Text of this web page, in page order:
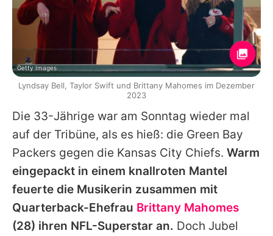
Die 33-Jährige war am Sonntag wieder mal
auf der Tribüne, als es hieß: die Green Bay
Packers gegen die Kansas City Chiefs. Warm
eingepackt in einem knallroten Mantel
feuerte die Musikerin zusammen mit
Quarterback-Ehefrau Brittany Mahomes
(28) ihren NFL-Superstar an. Doch Jubel
Getty Images
Lyndsay Bell, Taylor Swift und Brittany Mahomes im Dezember
2023